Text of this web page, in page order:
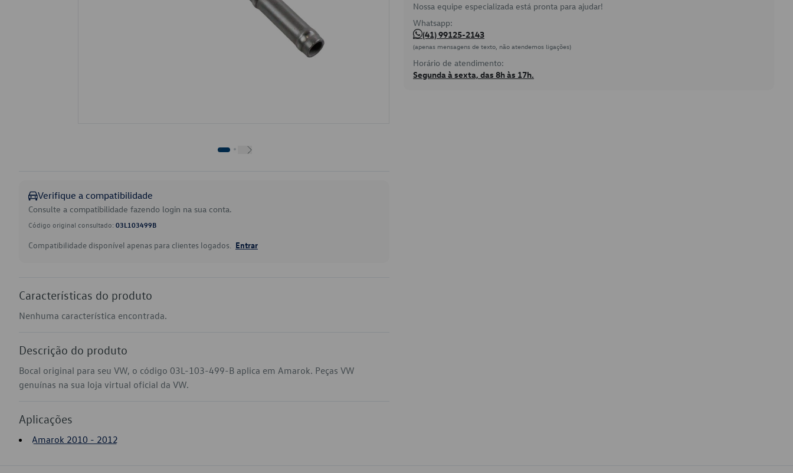
Verifique a compatibilidade
Consulte a compatibilidade fazendo login na sua conta.
Código original consultado: 03L103499B
Compatibilidade disponível apenas para clientes logados. Entrar
Características do produto
Nenhuma característica encontrada.
Descrição do produto
Bocal original para seu VW, o código 03L-103-499-B aplica em Amarok. Peças VW
genuínas na sua loja virtual oficial da VW.
Aplicações
Amarok 2010 - 2012
Nossa equipe especializada está pronta para ajudar!
Whatsapp:
(41) 99125-2143
(apenas mensagens de texto, não atendemos ligações)
Horário de atendimento:
Segunda à sexta, das 8h às 17h.